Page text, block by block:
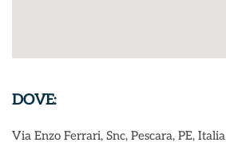
DOVE:
Via Enzo Ferrari, Snc, Pescara, PE, Italia